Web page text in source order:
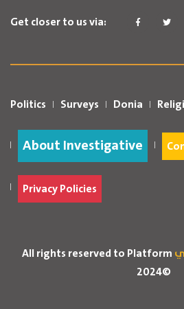
Get closer to us via:
Politics Surveys Donia
About Investigative
Privacy Policies
All rights reserved to Platform
2024©